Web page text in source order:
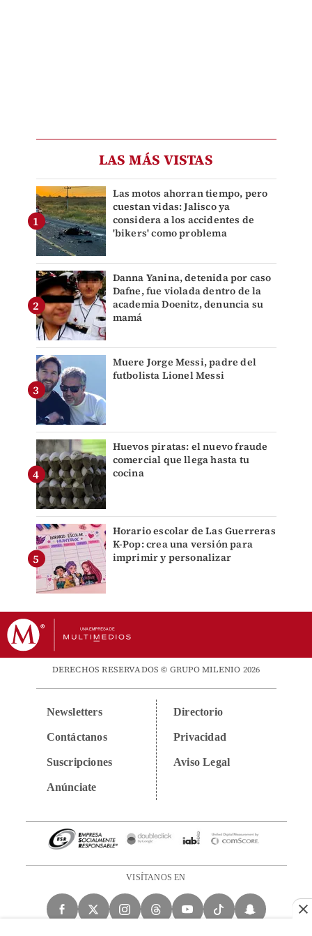
LAS MÁS VISTAS
Las motos ahorran tiempo, pero
cuestan vidas: Jalisco ya
considera a los accidentes de
'bikers' como problema
Danna Yanina, detenida por caso
Dafne, fue violada dentro de la
academia Doenitz, denuncia su
mamá
Muere Jorge Messi, padre del
futbolista Lionel Messi
Huevos piratas: el nuevo fraude
comercial que llega hasta tu
cocina
Horario escolar de Las Guerreras
K-Pop: crea una versión para
imprimir y personalizar
DERECHOS RESERVADOS © GRUPO MILENIO 2026
Newsletters
Contáctanos
Suscripciones
Anúnciate
Directorio
Privacidad
Aviso Legal
VISÍTANOS EN